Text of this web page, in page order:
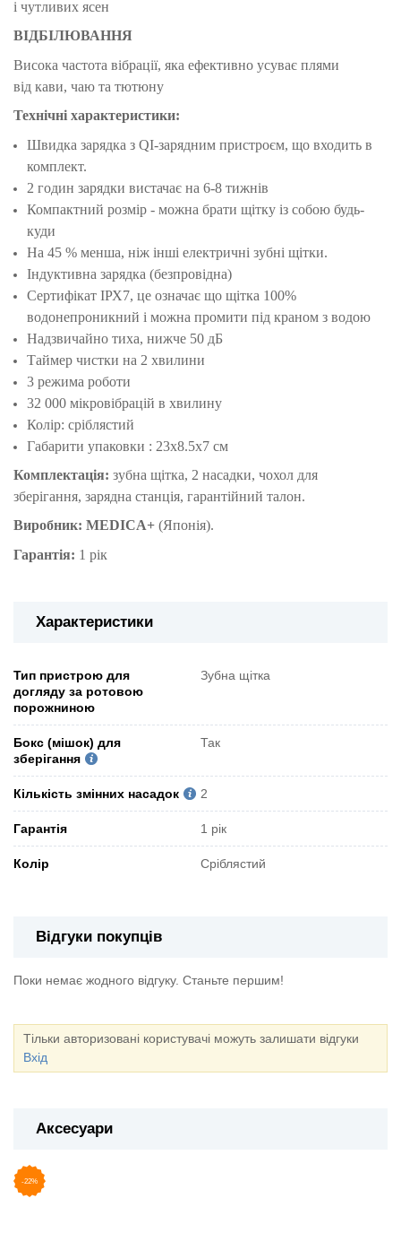
і чутливих ясен
ВІДБІЛЮВАННЯ
Висока частота вібрації, яка ефективно усуває плями
від кави, чаю та тютюну
Технічні характеристики:
Швидка зарядка з QI-зарядним пристроєм, що входить в
комплект.
2 годин зарядки вистачає на 6-8 тижнів
Компактний розмір - можна брати щітку із собою будь-
куди
На 45 % менша, ніж інші електричні зубні щітки.
Індуктивна зарядка (безпровідна)
Сертифікат ІРХ7, це означає що щітка 100%
водонепроникний і можна промити підкраном з водою
Надзвичайно тиха, нижче 50 дБ
Таймер чистки на 2 хвилини
3 режима роботи
32 000 мікровібрацій в хвилину
Колір: сріблястий
Габарити упаковки : 23х8.5х7 см
Комплектація: зубна щітка, 2 насадки, чохол для
зберігання, зарядна станція, гарантійний талон.
Виробник: MEDICA+ (Японія).
Гарантія: 1 рік
Характеристики
Тип пристрою для
догляду за ротовою
порожниною
Зубна щітка
Бокс (мішок) для
зберігання
Так
Кількість змінних насадок 2
Гарантія 1 рік
Колір Сріблястий
Відгуки покупців
Поки немає жодного відгуку. Станьте першим!
Тільки авторизовані користувачі можуть залишати відгуки
Вхід
Аксесуари
-22%